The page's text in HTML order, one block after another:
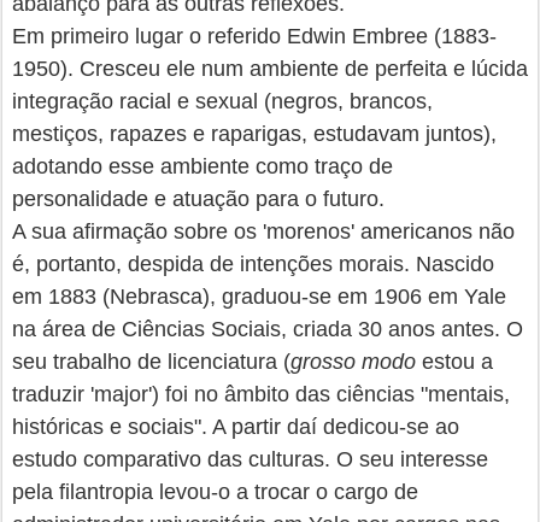
Em primeiro lugar o referido Edwin Embree (1883-
1950). Cresceu ele num ambiente de perfeita e lúcida
integração racial e sexual (negros, brancos,
mestiços, rapazes e raparigas, estudavam juntos),
adotando esse ambiente como traço de
personalidade e atuação para o futuro.
A sua afirmação sobre os 'morenos' americanos não
é, portanto, despida de intenções morais. Nascido
em 1883 (Nebrasca), graduou-se em 1906 em Yale
na área de Ciências Sociais, criada 30 anos antes. O
seu trabalho de licenciatura (grosso modo estou a
traduzir 'major') foi no âmbito das ciências "mentais,
históricas e sociais". A partir daí dedicou-se ao
estudo comparativo das culturas. O seu interesse
pela filantropia levou-o a trocar o cargo de